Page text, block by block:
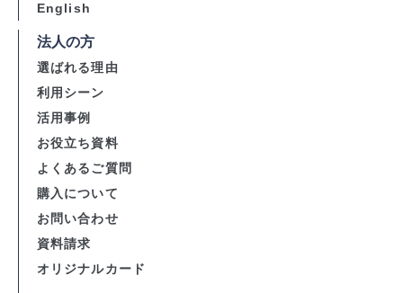
English
法人の方
選ばれる理由
利用シーン
活用事例
お役立ち資料
よくあるご質問
購入について
お問い合わせ
資料請求
オリジナルカード